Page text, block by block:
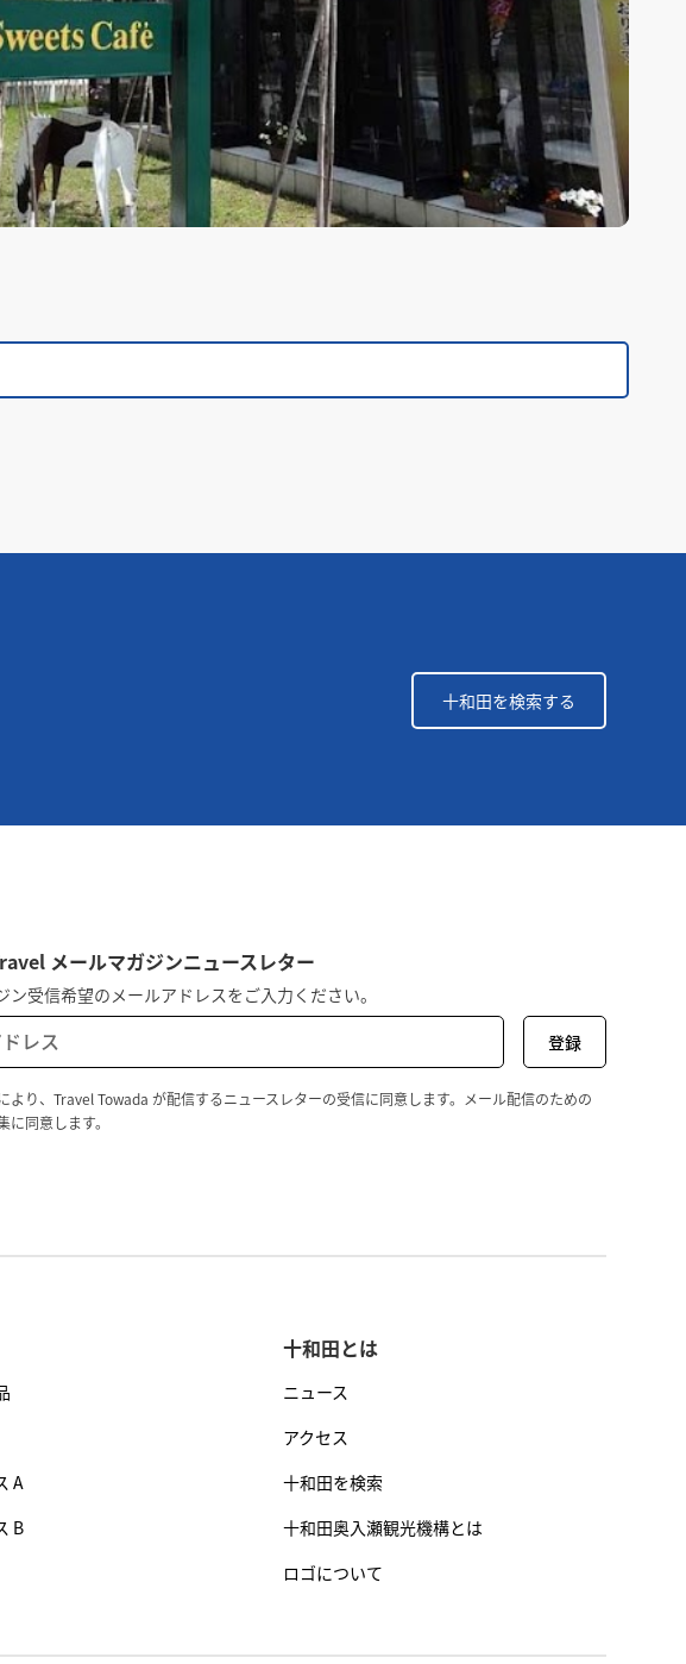
十和田を検索する
メールマガジンニュースレター
ン受信希望のメールアドレスをご入力ください。
より、Travel Towada が配信するニュースレターの受信に同意します。メール配信のための
に同意します。
A
B
十和田とは
ニュース
アクセス
十和田を検索
十和田奥入瀬観光機構とは
ロゴについて